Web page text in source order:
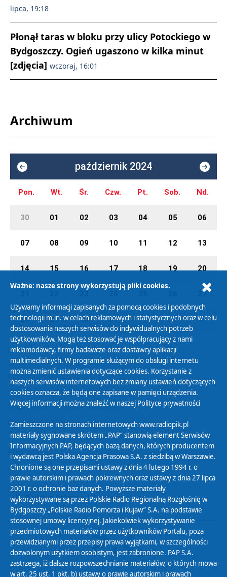
lipca, 19:18
Płonął taras w bloku przy ulicy Potockiego w
Bydgoszczy. Ogień ugaszono w kilka minut
[zdjęcia] wczoraj, 16:01
Archiwum
październik 2024
Pon. Wt. Śr. Czw. Pt. Sob. Nd.
30 01 02 03 04 05 06
07 08 09 10 11 12 13
14 15 16 17 18 19 20
27
28 29 30 31 01 02 03
Polityka Prywatności
Zasady korzystania z Serwisu
Organizacje Pożytku Publicznego
Cyfryzacja DAB+
Polityka ochrony danych osobowych
Abonament
Zamówienia publiczne
Biuletyn Informacji Publicznej
Ważne: nasze strony wykorzystują pliki cookies.
Używamy informacji zapisanych za pomocą cookies i podobnych
technologii m.in. w celach reklamowych i statystycznych oraz w celu
dostosowania naszych serwisów do indywidualnych potrzeb
użytkowników. Mogą też stosować je współpracujący z nami
reklamodawcy, firmy badawcze oraz dostawcy aplikacji
multimedialnych. W programie służącym do obsługi internetu
można zmienić ustawienia dotyczące cookies. Korzystanie z
naszych serwisów internetowych bez zmiany ustawień dotyczących
cookies oznacza, że będą one zapisane w pamięci urządzenia.
Więcej informacji można znaleźć w naszej Polityce prywatności
Zamieszczone na stronach internetowych www.radiopik.pl
materiały sygnowane skrótem „PAP” stanowią element Serwisów
Informacyjnych PAP, będących bazą danych, których producentem
i wydawcą jest Polska Agencja Prasowa S.A. z siedzibą w Warszawie.
Chronione są one przepisami ustawy z dnia 4 lutego 1994 r. o
prawie autorskim i prawach pokrewnych oraz ustawy z dnia 27 lipca
2001 r. o ochronie baz danych. Powyższe materiały
wykorzystywane są przez Polskie Radio Regionalną Rozgłośnię w
Bydgoszczy „Polskie Radio Pomorza i Kujaw” S.A. na podstawie
stosownej umowy licencyjnej. Jakiekolwiek wykorzystywanie
przedmiotowych materiałów przez użytkowników Portalu, poza
przewidzianymi przez przepisy prawa wyjątkami, w szczególności
dozwolonym użytkiem osobistym, jest zabronione. PAP S.A.
zastrzega, iż dalsze rozpowszechnianie materiałów, o których mowa
w art. 25 ust. 1 pkt. b) ustawy o prawie autorskim i prawach